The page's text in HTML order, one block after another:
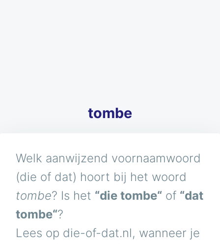
tombe
Welk aanwijzend voornaamwoord
(die of dat) hoort bij het woord
tombe? Is het “die tombe“ of “dat
tombe“?
Lees op die-of-dat.nl, wanneer je